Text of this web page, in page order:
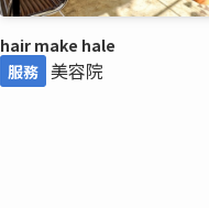
hair make hale
服務 美容院